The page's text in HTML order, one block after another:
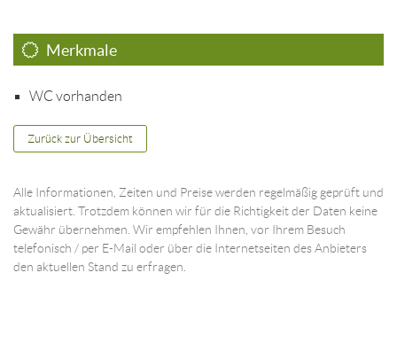
Merkmale
WC vorhanden
Zurück zur Übersicht
Alle Informationen, Zeiten und Preise werden regelmäßig geprüft und
aktualisiert. Trotzdem können wir für die Richtigkeit der Daten keine
Gewähr übernehmen. Wir empfehlen Ihnen, vor Ihrem Besuch
telefonisch / per E-Mail oder über die Internetseiten des Anbieters
den aktuellen Stand zu erfragen.